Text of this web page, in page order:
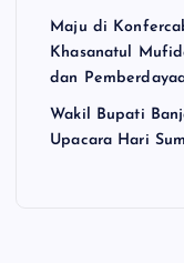
Maju di
Khasanatul
dan
Wakil Bupati
Upacara Hari